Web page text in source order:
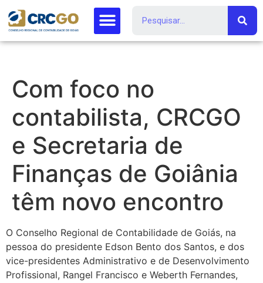
Com foco no
contabilista, CRCGO
e Secretaria de
Finanças de Goiânia
têm novo encontro
O Conselho Regional de Contabilidade de Goiás, na
pessoa do presidente Edson Bento dos Santos, e dos
vice-presidentes Administrativo e de Desenvolvimento
Profissional, Rangel Francisco e Weberth Fernandes,